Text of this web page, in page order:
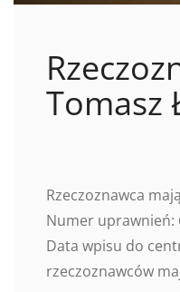
Tomasz
Rzeczoznawca
Numer uprawnień:
Data wpisu do
rzeczoznawców